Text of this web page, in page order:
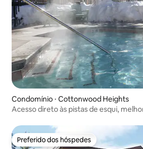
Condomínio ⋅ Cottonwood Heights
Acesso direto às pistas de esqui,
Preferido dos hóspedes
Preferido dos hóspedes